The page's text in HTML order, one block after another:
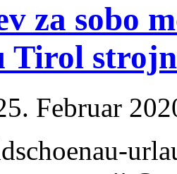
za sobo
Tirol
Februar